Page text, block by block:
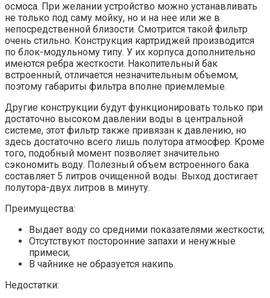
осмоса. При желании устройство можно устанавливать
не только под саму мойку, но и на нее или же в
непосредственной близости. Смотрится такой фильтр
очень стильно. Конструкция картриджей производится
по блок-модульному типу. У их корпуса дополнительно
имеются ребра жесткости. Накопительный бак
встроенный, отличается незначительным объемом,
поэтому габариты фильтра вполне приемлемые.
Другие конструкции будут функционировать только при
достаточно высоком давлении воды в центральной
системе, этот фильтр также привязан к давлению, но
здесь достаточно всего лишь полутора атмосфер. Кроме
того, подобный момент позволяет значительно
сэкономить воду. Полезный объем встроенного бака
составляет 5 литров очищенной воды. Выход достигает
полутора-двух литров в минуту.
Преимущества:
Выдает воду со средними показателями жесткости;
Отсутствуют посторонние запахи и ненужные
примеси;
В чайнике не образуется накипь.
Недостатки: